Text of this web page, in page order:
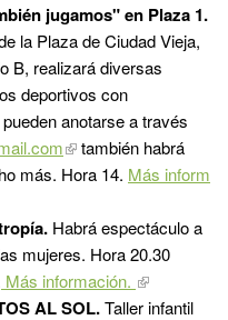
jugamos" en Plaza 1.
la Plaza de Ciudad Vieja,
B, realizará diversas
deportivos con
anotarse a través
también habrá
más. Hora 14. Más inform
Habrá espectáculo a
mujeres. Hora 20.30
Más información.
AL SOL.Taller infantil